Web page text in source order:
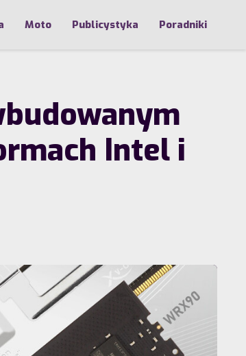
Moto Publicystyka Poradniki
Intel i